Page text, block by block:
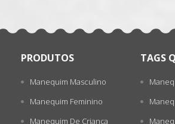
PRODUTOS
Manequim Masculino
Manequim Feminino
Manequim De Criança
TAGS